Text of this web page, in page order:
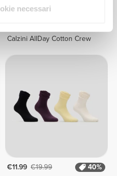
necessari
Calzini AllDay Cotton Crew
€11.99 €19.99
40%